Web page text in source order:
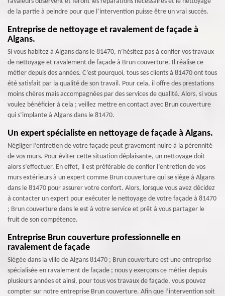
de la partie à peindre pour que l’intervention puisse être un vrai succès.
Entreprise de nettoyage et ravalement de façade à
Algans.
Si vous habitez à Algans dans le 81470, n’hésitez pas à confier vos travaux
de nettoyage et ravalement de façade à Brun couverture. Il réalise ce
métier depuis des années. C’est pourquoi, tous ses clients à 81470 ont tous
été satisfait par la qualité de son travail. Pour cela, il offre des prestations
moins chères mais accompagnées par des services de qualité. Alors, si vous
voulez bénéficier à cela ; veillez mettre en contact avec Brun couverture
qui s’implante à Algans dans le 81470.
Un expert spécialiste en nettoyage de façade à Algans.
Négliger l’entretien de votre façade peut gravement nuire à la pérennité
de vos murs. Pour éviter cette situation déplaisante, un nettoyage doit
alors s’effectuer. En effet, il est préférable de confier l’entretien de vos
murs extérieurs à un expert comme Brun couverture qui se siège à Algans
dans le 81470 pour assurer votre confort. Alors, lorsque vous avez décidez
à contacter un expert pour exécuter le nettoyage de votre façade à 81470
; Brun couverture dans le est à votre service et prêt à vous partager le
fruit de son compétence.
Entreprise Brun couverture professionnelle en
ravalement de façade
Siégée dans la ville de Algans 81470 ; Brun couverture est une entreprise
spécialisée en ravalement de façade ; nous y exerçons ce métier depuis
plusieurs années et ainsi, pour tous vos travaux de façade, vous pouvez
compter sur notre entreprise Brun couverture. Afin que l’intervention soit